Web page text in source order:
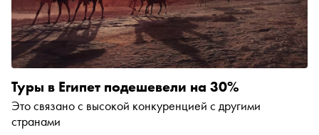
Туры в Египет подешевели на 30%
Это связано с высокой конкуренцией с другими
странами